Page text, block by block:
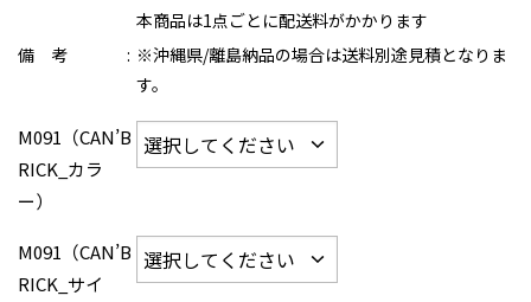
本商品は1点ごとに配送料がかかります
備 考
※沖縄県/離島納品の場合は送料別途見積となりま
す。
M091（CAN’B
RICK_カラ
ー）
M091（CAN’B
RICK_サイ